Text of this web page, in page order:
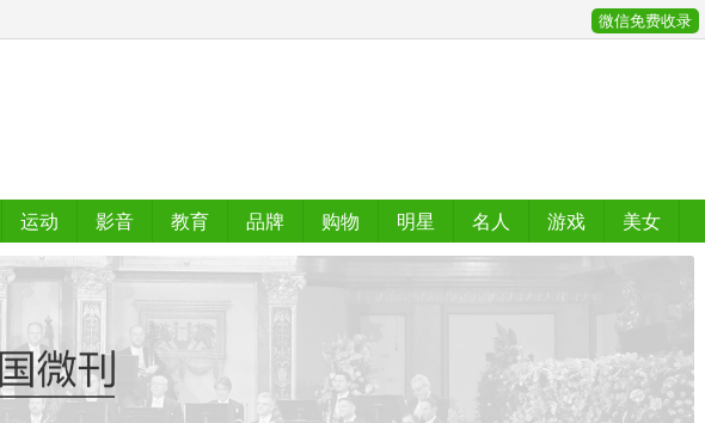
微信免费收录
运动 影音 教育 品牌 购物 明星 名人 游戏
美女